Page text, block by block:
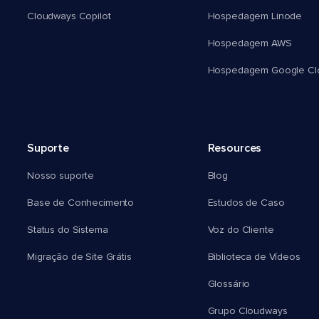
Cloudways Copilot Hospedagem Linode
Hospedagem AWS
Hospedagem Google
Suporte
Nosso suporte
Base de Conhecimento
Status do Sistema
Migração de Site Grátis
Resources
Blog
Estudos de Caso
Voz do Cliente
Biblioteca de Vídeos
Glossário
Grupo Cloudways